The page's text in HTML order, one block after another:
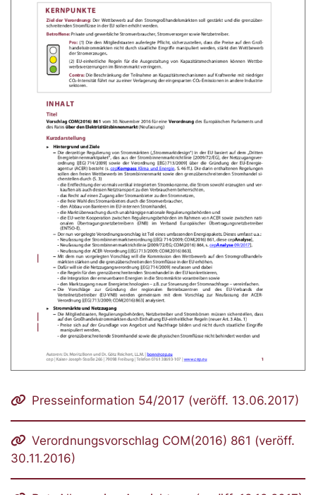
Presseinformation 54/2017 (veröff. 13.06.2017)
Verordnungsvorschlag COM(2016) 861 (veröff.
30.11.2016)